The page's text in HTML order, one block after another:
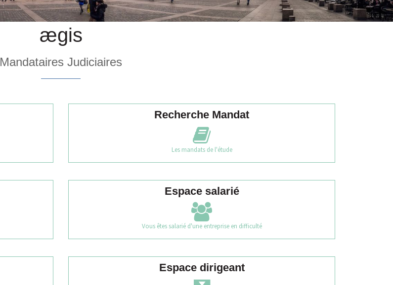
ægis
Mandataires Judiciaires
Recherche Mandat
Les mandats de l'étude
Espace salarié
Vous êtes salarié d'une entreprise en difficulté
Espace dirigeant